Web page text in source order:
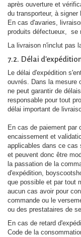
après ouverture et
du transporteur, à
En cas d'avaries,
produits défectueux, se
La livraison n'inclut pas
7.2. Délai
Le délai d'expédition
ouvrés. Dans la mesure
ne peut garantir de
responsable pour tout
délai important de
En cas de paiement par
encaissement et
applicables dans ce cas
et peuvent donc être
la passation de la
d'expédition,
que possible et par tout
aucun cas avoir pour
commande ou le
ou des prestataires de
En cas de retard
Code de la